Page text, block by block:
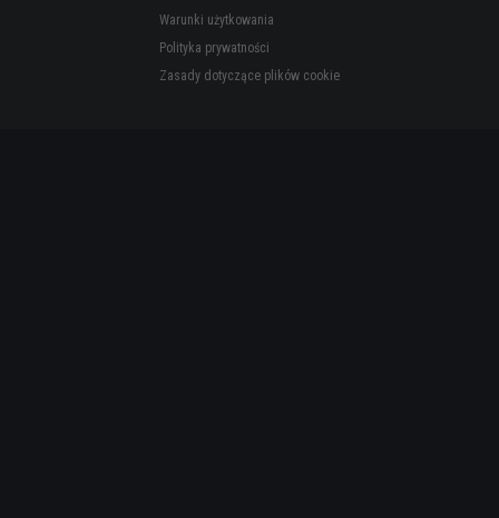
Warunki użytkowania
Polityka prywatności
Zasady dotyczące plików cookie